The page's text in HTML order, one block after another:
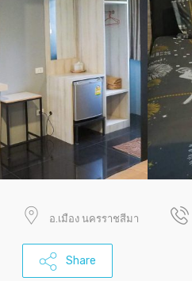
อ.เมือง นครราชสีมา
Share